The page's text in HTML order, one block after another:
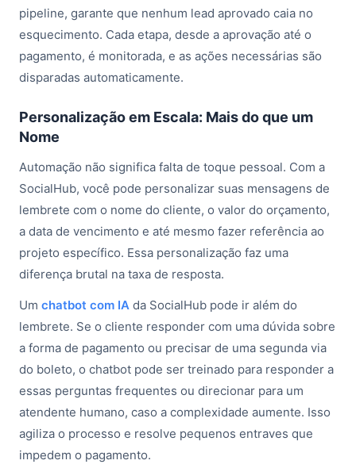
pipeline, garante que nenhum lead aprovado caia no
esquecimento. Cada etapa, desde a aprovação até o
pagamento, é monitorada, e as ações necessárias são
disparadas automaticamente.
Personalização em Escala: Mais do que um
Nome
Automação não significa falta de toque pessoal. Com a
SocialHub, você pode personalizar suas mensagens de
lembrete com o nome do cliente, o valor do orçamento,
a data de vencimento e até mesmo fazer referência ao
projeto específico. Essa personalização faz uma
diferença brutal na taxa de resposta.
Um chatbot com IA da SocialHub pode ir além do
lembrete. Se o cliente responder com uma dúvida sobre
a forma de pagamento ou precisar de uma segunda via
do boleto, o chatbot pode ser treinado para responder a
essas perguntas frequentes ou direcionar para um
atendente humano, caso a complexidade aumente. Isso
agiliza o processo e resolve pequenos entraves que
impedem o pagamento.